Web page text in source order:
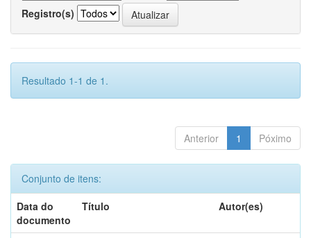
Registro(s)
Resultado 1-1 de 1.
Anterior 1 Póximo
Conjunto de itens:
Data do
documento
Título Autor(es)